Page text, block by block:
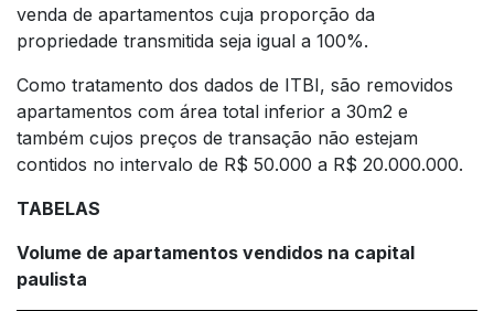
venda de apartamentos cuja proporção da
propriedade transmitida seja igual a 100%.
Como tratamento dos dados de ITBI, são removidos
apartamentos com área total inferior a 30m2 e
também cujos preços de transação não estejam
contidos no intervalo de R$ 50.000 a R$ 20.000.000.
TABELAS
Volume de apartamentos vendidos na capital
paulista